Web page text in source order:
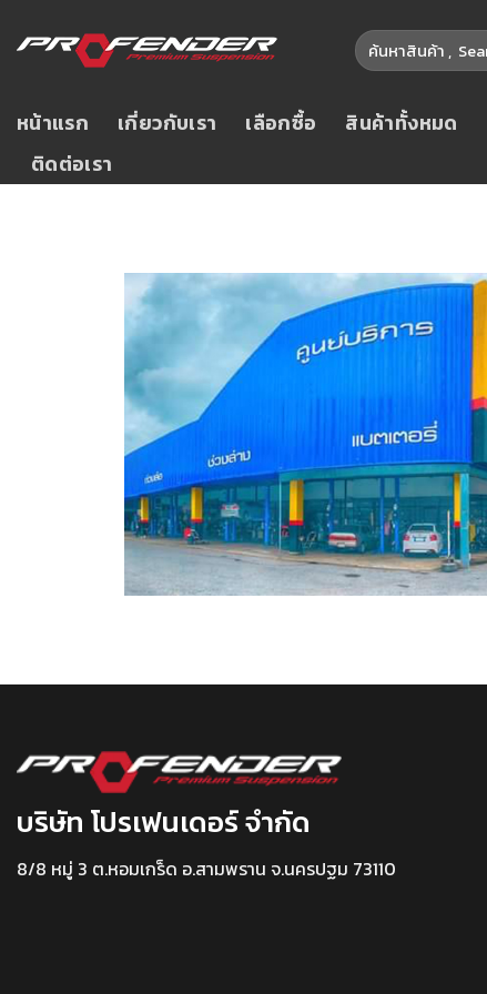
หน้าแรก เกี่ยวกับเรา เลือกซื้อ สินค้าทั้งหมด
ติดต่อเรา
บริษัท โปรเฟนเดอร์ จำกัด
8/8 หมู่ 3 ต.หอมเกร็ด อ.สามพราน จ.นครปฐม 73110